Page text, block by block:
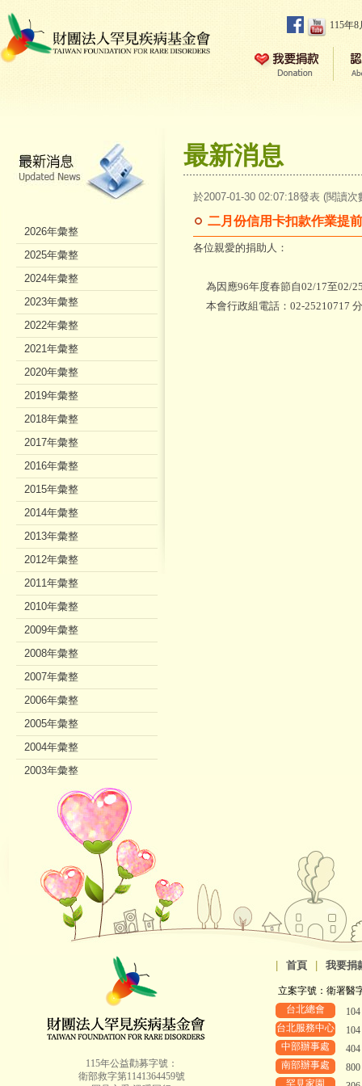
115年
最新消息
於2007-01-30 02:07:18發表 (閱讀次
二月份信用卡扣款作業提
各位親愛的捐助人：
為因應96年度春節自02/17至02/
本會行政組電話： 02-25210717
2026年彙整
2025年彙整
2024年彙整
2023年彙整
2022年彙整
2021年彙整
2020年彙整
2019年彙整
2018年彙整
2017年彙整
2016年彙整
2015年彙整
2014年彙整
2013年彙整
2012年彙整
2011年彙整
2010年彙整
2009年彙整
2008年彙整
2007年彙整
2006年彙整
2005年彙整
2004年彙整
2003年彙整
2002年彙整
115年公益勸募字號：
衛部救字第1141364459號
首頁 我要捐
立案字號：衛署醫
台北總會
台北服務中心
中部辦事處
南部辦事處
罕見家園